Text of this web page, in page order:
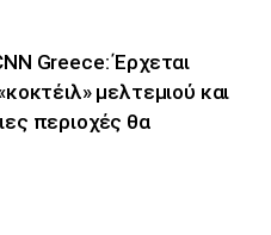
Greece: Έρχεται
μελτεμιού και
περιοχές θα